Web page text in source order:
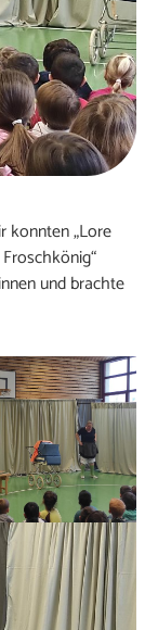
konnten „Lore
und brachte